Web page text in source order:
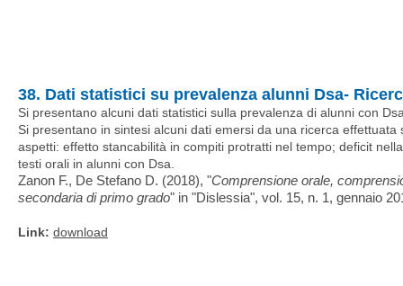
38. Dati statistici su prevalenza alunni Dsa-
Si presentano alcuni dati statistici sulla prevalenza di alunni con
Si presentano in sintesi alcuni dati emersi da una ricerca
aspetti: effetto stancabilità in compiti protratti nel tempo; deficit
testi orali in alunni con Dsa.
Zanon F., De Stefano D. (2018), "Comprensione orale,
secondaria di primo grado" in "Dislessia", vol. 15, n. 1, gennaio
Link: download